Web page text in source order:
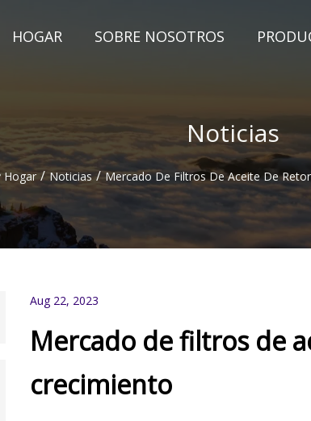
HOGAR SOBRE NOSOTROS
Noticias
Hogar / Noticias / Mercado De Filtros De Aceite De
Aug 22, 2023
Mercado de filtros de
crecimiento